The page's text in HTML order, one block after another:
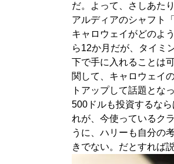
だ。よって、さしあた
アルディアのシャフト
キャロウェイがどのよ
ら12か月だが、タイミ
下で手に入れることは
関して、キャロウェイ
トアップして話題とな
500ドルも投資するな
れが、今使っているク
うに、ハリーも自分の
きでない。だとすれば